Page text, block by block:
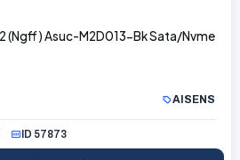
(Ngff) Asuc-M2D013-Bk Sata/Nvme
AISENS
ID 57873